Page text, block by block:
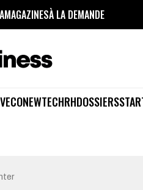
MAGAZINESÀ LA DEMANDE
ECONEWTECHRHDOSSIERS